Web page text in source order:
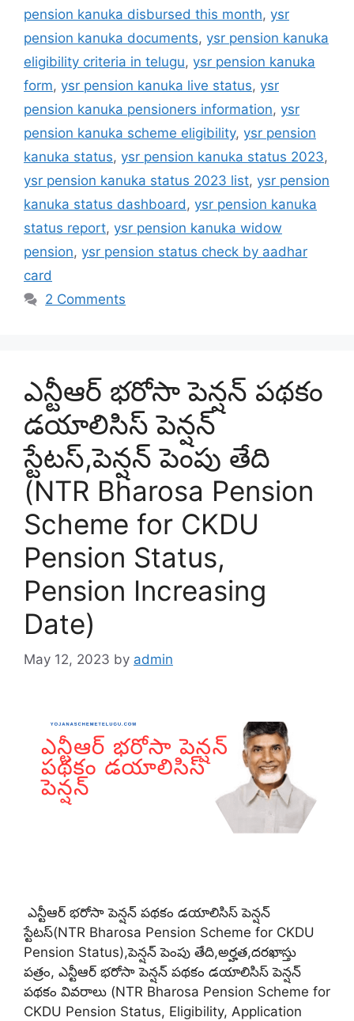
pension kanuka disbursed this month, ysr
pension kanuka documents, ysr pension kanuka
eligibility criteria in telugu, ysr pension kanuka
form, ysr pension kanuka live status, ysr
pension kanuka pensioners information, ysr
pension kanuka scheme eligibility, ysr pension
kanuka status, ysr pension kanuka status 2023,
ysr pension kanuka status 2023 list, ysr pension
kanuka status dashboard, ysr pension kanuka
status report, ysr pension kanuka widow
pension, ysr pension status check by aadhar
card
2 Comments
ఎన్టీఆర్ భరోసా పెన్షన్ పథకం
డయాలిసిస్ పెన్షన్
స్టేటస్,పెన్షన్ పెంపు తేది
(NTR Bharosa Pension
Scheme for CKDU
Pension Status,
Pension Increasing
Date)
May 12, 2023 by admin
ఎన్టీఆర్ భరోసా పెన్షన్ పథకం డయాలిసిస్ పెన్షన్
స్టేటస్(NTR Bharosa Pension Scheme for CKDU
Pension Status),పెన్షన్ పెంపు తేది,అర్హత,దరఖాస్తు
పత్రం, ఎన్టీఆర్ భరోసా పెన్షన్ పథకం డయాలిసిస్ పెన్షన్
పథకం వివరాలు (NTR Bharosa Pension Scheme for
CKDU Pension Status, Eligibility, Application